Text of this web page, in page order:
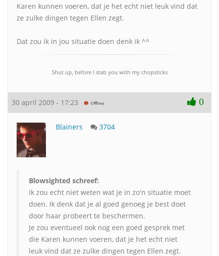
Karen kunnen voeren, dat je het echt niet leuk vind dat
ze zulke dingen tegen Ellen zegt.
Dat zou ik in jou situatie doen denk ik ^^
Shut up, before I stab you with my chopsticks
30 april 2009 - 17:23 0
Blainers 3704
Blowsighted schreef:
Ik zou echt niet weten wat je in zo'n situatie moet
doen. Ik denk dat je al goed genoeg je best doet
door haar probeert te beschermen.
Je zou eventueel ook nog een goed gesprek met
die Karen kunnen voeren, dat je het echt niet
leuk vind dat ze zulke dingen tegen Ellen zegt.